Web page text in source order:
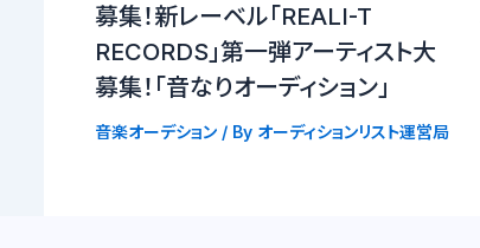
募集！新レーベル「REALI-T
RECORDS」第一弾アーティスト大
募集！「音なりオーディション」
音楽オーデション/ By オーディションリスト運営局